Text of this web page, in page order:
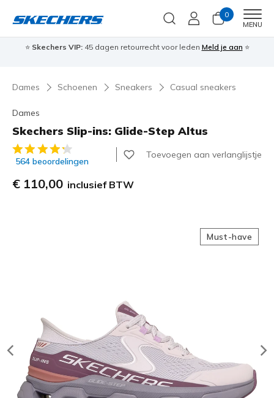
0
MENU
⭐ Skechers VIP:45 dagen retourrecht voor leden Meld je aan ⭐
Dames Schoenen Sneakers Casual sneakers
Dames
Skechers Slip-ins: Glide-Step Altus
4,3 van de 5 klantbeoordelingen
564 beoordelingen
Toevoegen aan verlanglijstje
€ 110,00 inclusief BTW
Must-have